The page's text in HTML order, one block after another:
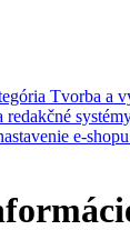
Tvorba a
redakčné
e-